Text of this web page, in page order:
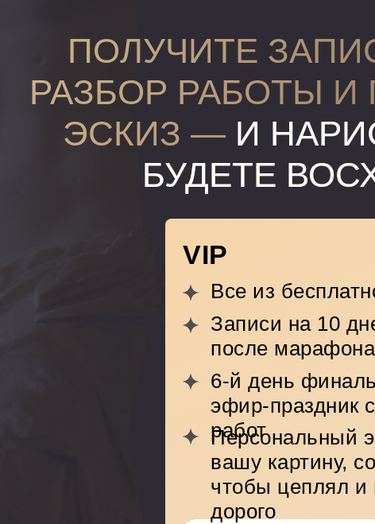
ПОЛУЧИТЕ
РАЗБОР РАБОТЫ
ЭСКИЗ — И
БУДЕТЕ
VIP
Персональный
вашу картину,
чтобы цеплял и
дорого
6-й день
эфир-праздник
работ
Записи на 10
после марафона
Все из